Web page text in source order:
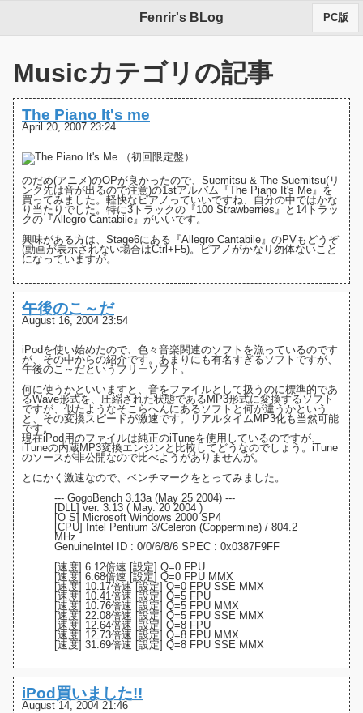
Fenrir's BLog PC版
Musicカテゴリの記事
The Piano It's me
April 20, 2007 23:24
のだめ(アニメ)のOPが良かったので、 Suemitsu & The Suemitsu(リ
ンク先は音が出るので注意)の1stアルバム 『The Piano It's Me』 を
買ってみました。軽快なピアノっていいですね、自分の中ではかな
り当たりでした。特に3トラックの『100 Strawberries』と14トラッ
クの『Allegro Cantabile』がいいです。
興味がある方は、Stage6にある 『Allegro Cantabile』のPVもどうぞ
(動画が表示されない場合はCtrl+F5)。ピアノがかなり勿体ないこと
になっていますが。
午後のこ～だ
August 16, 2004 23:54
iPodを使い始めたので、色々音楽関連のソフトを漁っているのです
が、その中からの紹介です。あまりにも有名すぎるソフトですが、
午後のこ～だというフリーソフト。
何に使うかといいますと、音をファイルとして扱うのに標準的であ
るWave形式を、圧縮された状態であるMP3形式に変換するソフト
ですが、似たようなそこらへんにあるソフトと何が違うかという
と、その変換スピードが激速です。リアルタイムMP3化も当然可能
です。
現在iPod用のファイルは純正のiTuneを使用しているのですが、
iTuneの内蔵MP3変換エンジンと比較してどうなのでしょう。iTune
のソースが非公開なので比べようがありませんが。
とにかく激速なので、ベンチマークをとってみました。
--- GogoBench 3.13a (May 25 2004) ---
[DLL] ver. 3.13 ( May. 20 2004 )
[O S] Microsoft Windows 2000 SP4
[CPU] Intel Pentium 3/Celeron (Coppermine) / 804.2
MHz
GenuineIntel ID : 0/0/6/8/6 SPEC : 0x0387F9FF
[速度] 6.12倍速 [設定] Q=0 FPU
[速度] 6.68倍速 [設定] Q=0 FPU MMX
[速度] 10.17倍速 [設定] Q=0 FPU SSE MMX
[速度] 10.41倍速 [設定] Q=5 FPU
[速度] 10.76倍速 [設定] Q=5 FPU MMX
[速度] 22.08倍速 [設定] Q=5 FPU SSE MMX
[速度] 12.64倍速 [設定] Q=8 FPU
[速度] 12.73倍速 [設定] Q=8 FPU MMX
[速度] 31.69倍速 [設定] Q=8 FPU SSE MMX
iPod買いました!!
August 14, 2004 21:46